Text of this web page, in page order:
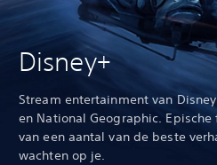
Disney+
Stream entertainment van
en National Geographic.
van een aantal van de beste
wachten op je.